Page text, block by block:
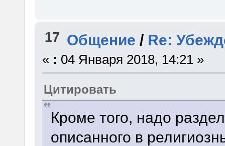
17 Общение / Re:
« : 04 Января 2018, 14:21 »
Цитировать
Кроме того, надо
описанного в